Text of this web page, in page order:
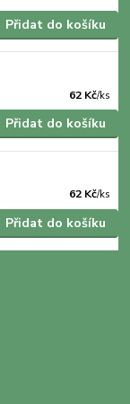
Přidat do košíku
62 Kč/ks
Přidat do košíku
62 Kč/ks
Přidat do košíku